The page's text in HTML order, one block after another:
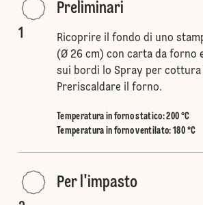
1
Preliminari
Ricoprire il fondo di uno
(Ø 26 cm) con carta da forno
sui bordi lo Spray per cottura
Preriscaldare il forno.
Temperatura in forno statico:200 °C
Temperatura in forno ventilato: 180 °C
Per l'impasto